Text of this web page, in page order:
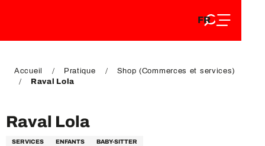
DE
FR
EN
Accueil Pratique
Shop (Commerces et services)
Raval Lola
Raval Lola
SERVICES ENFANTS BABY-SITTER